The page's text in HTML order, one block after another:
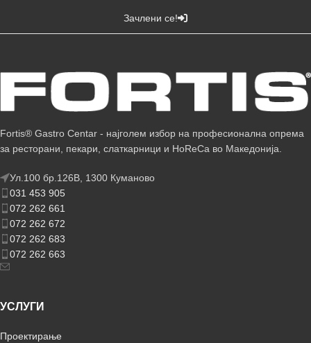
Зачлени се!
Fortis® Gastro Centar - најголем избор на професионална опрема
за ресторани, пекари, слаткарници и HoReCa во Македонија.
Ул.100 бр.126В, 1300 Куманово
031 453 905
072 262 661
072 262 672
072 262 683
072 262 663
УСЛУГИ
Проектирање